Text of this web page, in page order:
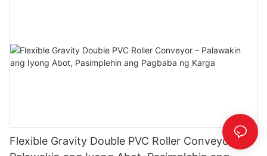
Flexible Gravity Double PVC Roller Conveyor –